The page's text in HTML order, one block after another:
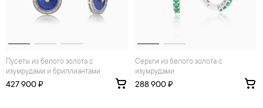
Пусеты из белого золота с
изумрудами и бриллиантами
427 900 ₽
Серьги из белого золота с
изумрудами
288 900 ₽